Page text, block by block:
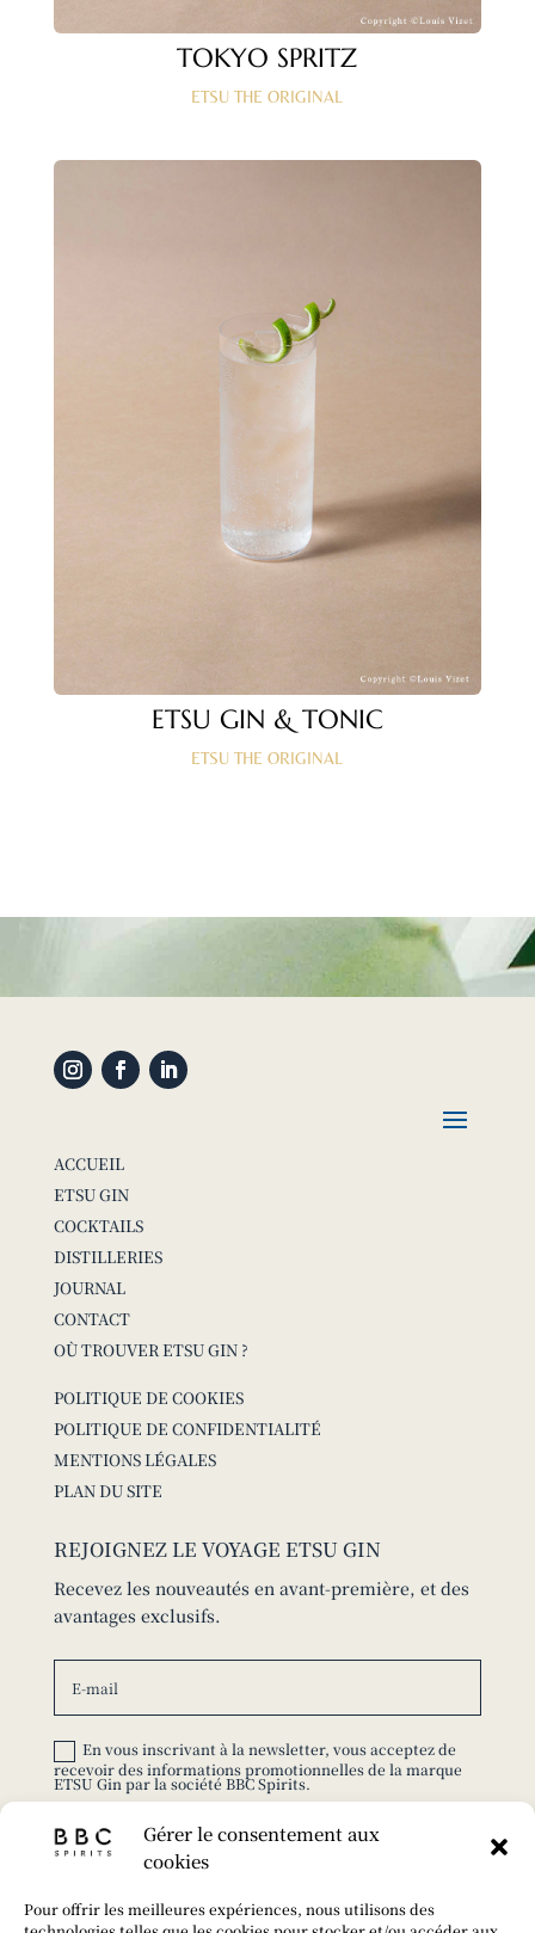
Gérer le consentement aux
cookies
Pour offrir les meilleures expériences, nous utilisons des
TOKYO SPRITZ
ETSU THE ORIGINAL
ETSU GIN & TONIC
ETSU THE ORIGINAL
ACCUEIL
ETSU GIN
COCKTAILS
DISTILLERIES
JOURNAL
CONTACT
OÙ TROUVER ETSU GIN ?
POLITIQUE DE COOKIES
POLITIQUE DE CONFIDENTIALITÉ
MENTIONS LÉGALES
PLAN DU SITE
REJOIGNEZ LE VOYAGE ETSU GIN
Recevez les nouveautés en avant-première, et des
avantages exclusifs.
En vous inscrivant à la newsletter, vous acceptez de
recevoir des informations promotionnelles de la marque
ETSU Gin par la société BBC Spirits.
S'ABONNER
© 2025 ETSU GIN – TOUS DROITS RÉSERVÉS |